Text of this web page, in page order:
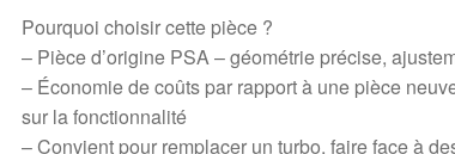
Pourquoi choisir cette pièce ?
– Pièce d’origine PSA – géométrie précise,
– Économie de coûts par rapport à une pièce
sur la fonctionnalité
– Convient pour remplacer un turbo, faire face à